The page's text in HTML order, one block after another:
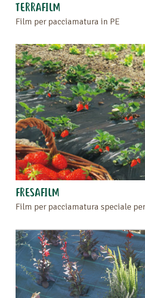
TERRAFILM
Film per pacciamatura in PE
FRESAFILM
Film per pacciamatura speciale
Trascinate il prodotto o il rivenditore nello
vuoto situato a sinistra di questo testo .
Ritrovate i vostri preferiti sulla pagina "I
prodotti preferiti" o cliccando di nuovo sul